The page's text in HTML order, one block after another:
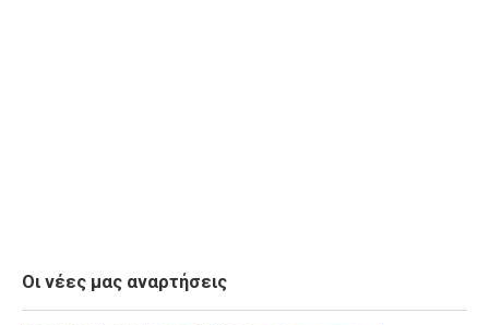
Οι νέες μας αναρτήσεις